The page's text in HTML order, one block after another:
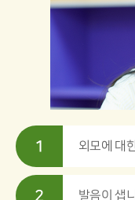
1 외모에 대
2 발음이 샙